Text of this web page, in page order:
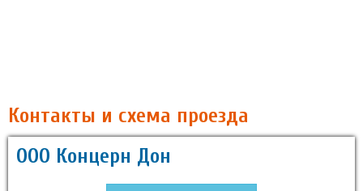
Контакты и схема проезда
ООО Концерн Дон